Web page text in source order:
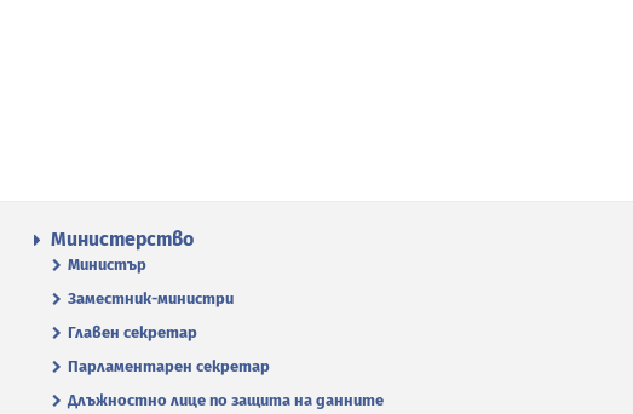
Министерство
Министър
Заместник-министри
Главен секретар
Парламентарен секретар
Длъжностно лице по защита на данните